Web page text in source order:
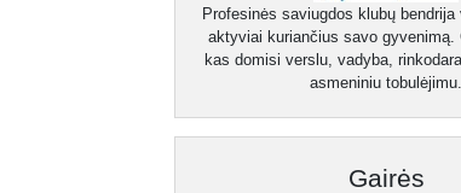
Profesinės saviugdos klubų
aktyviai kuriančius savo gyvenimą.
kas domisi verslu, vadyba,
asmeniniu tobulėjimu.
Gairės